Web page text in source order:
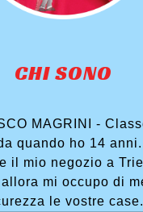
CHI SONO
MAGRINI -
quando ho 14
il mio negozio a
mi occupo di
le vostre case.